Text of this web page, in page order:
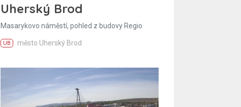
Uherský Brod
Masarykovo náměstí, pohled z budovy Regio
UB město Uherský Brod